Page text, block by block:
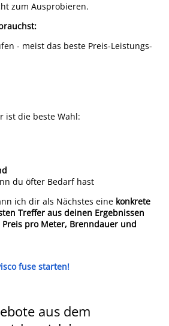
zum Ausprobieren.
- meist das beste Preis-Leistungs-
ist die beste Wahl:
du öfter Bedarf hast
ich dir als Nächstes eine konkrete
Treffer aus deinen Ergebnissen
Preis pro Meter, Brenndauer und
fuse starten!
aus dem